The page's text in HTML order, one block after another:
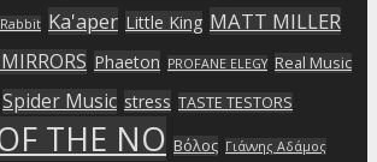
Ka'aper Little King MATT MILLER
Phaeton PROFANE ELEGY Real Music
Spider Music stress TASTE TESTORS
THE NO Βόλος Γιάννης Αδάμος